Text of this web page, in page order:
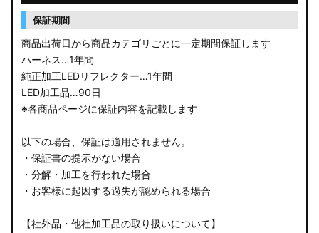
保証期間
商品出荷日から商品カテゴリごとに一定期間保証します
ハーネス…1年間
純正加工LEDリフレクター…1年間
LED加工品…90日
※各商品ページに保証内容を記載します
以下の場合、保証は適用されません。
・保証書の提示がない場合
・分解・加工を行われた場合
・お客様に起因する過失が認められる場合
【社外品・他社加工品の取り扱いについて】